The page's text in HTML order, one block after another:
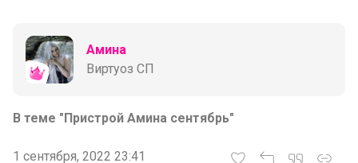
Амина
Виртуоз СП
В теме "Пристрой Амина сентябрь"
1 сентября, 2022 23:41